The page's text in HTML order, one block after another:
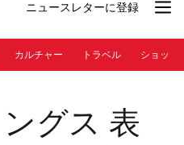
ニュースレターに登録
カルチャー トラベル ショッピ
ングス 表